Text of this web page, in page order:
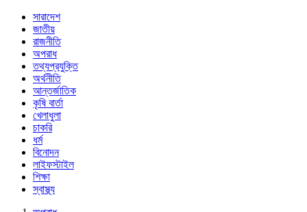
সারাদেশ
জাতীয়
রাজনীতি
অপরাধ
তথ্যপ্রযুক্তি
অর্থনীতি
আন্তর্জাতিক
কৃষি বার্তা
খেলাধুলা
চাকরি
ধর্ম
বিনোদন
লাইফস্টাইল
শিক্ষা
স্বাস্থ্য